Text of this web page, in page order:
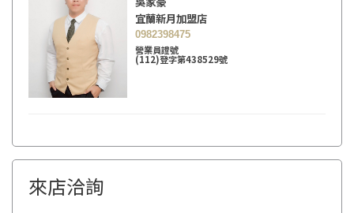
宜蘭新月加盟店
0982398475
營業員證號
(112)登字第438529號
來店洽詢